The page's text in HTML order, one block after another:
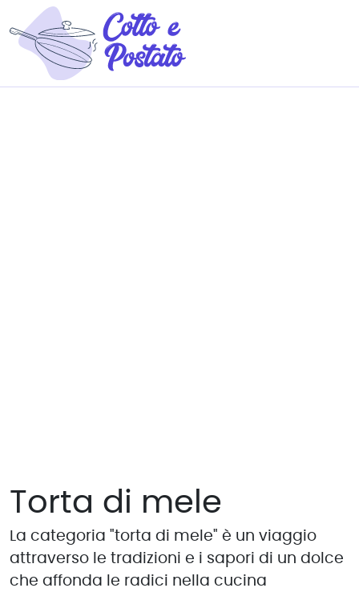
Torta di mele
La categoria "torta di mele" è un viaggio
attraverso le tradizioni e i sapori di un dolce
che affonda le radici nella cucina